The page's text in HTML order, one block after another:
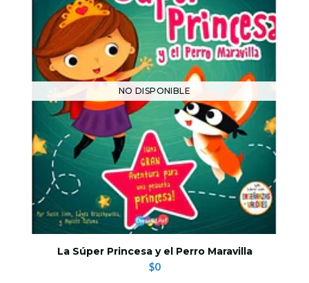
NO DISPONIBLE
La Súper Princesa y el Perro Maravilla
$0